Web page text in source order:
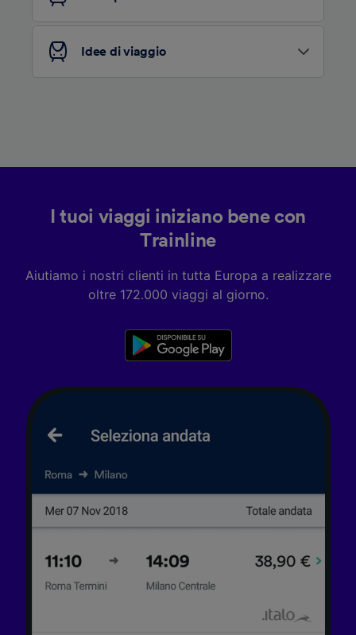
Idee di viaggio
I tuoi viaggi iniziano bene con
Trainline
Aiutiamo i nostri clienti in tutta Europa a realizzare
oltre 172.000 viaggi al giorno.